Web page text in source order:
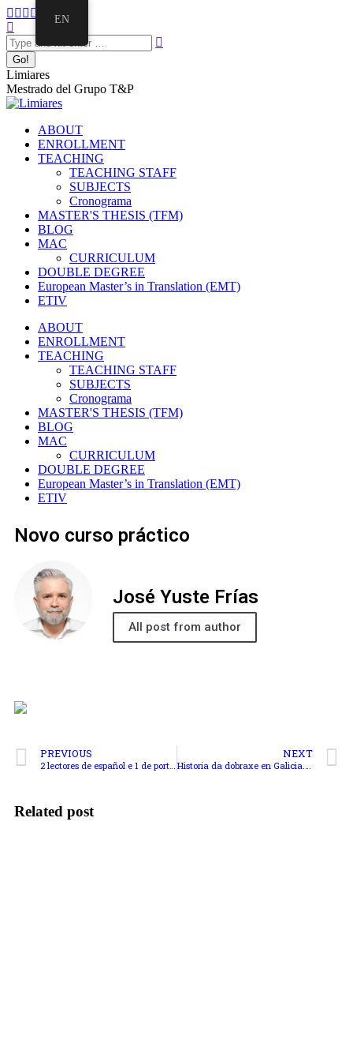
Limiares
Mestrado del Grupo T&P
ABOUT
ENROLLMENT
TEACHING
TEACHING STAFF
SUBJECTS
Cronograma
MASTER'S THESIS (TFM)
BLOG
MAC
CURRICULUM
DOUBLE DEGREE
European Master’s in Translation (EMT)
ETIV
ABOUT
ENROLLMENT
TEACHING
TEACHING STAFF
SUBJECTS
Cronograma
MASTER'S THESIS (TFM)
BLOG
MAC
CURRICULUM
DOUBLE DEGREE
European Master’s in Translation (EMT)
ETIV
Novo curso práctico
José Yuste Frías
All post from author
PREVIOUS NEXT
Related post
EN